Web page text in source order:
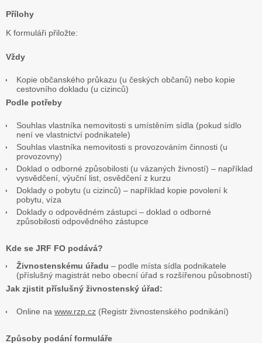
Přílohy
K formuláři přiložte:
Vždy
Kopie občanského průkazu (u českých občanů) nebo kopie
cestovního dokladu (u cizinců)
Podle potřeby
Souhlas vlastníka nemovitosti s umístěním sídla (pokud sídlo
není ve vlastnictví podnikatele)
Souhlas vlastníka nemovitosti s provozováním činnosti (u
provozovny)
Doklad o odborné způsobilosti (u vázaných živností) – například
vysvědčení, výuční list, osvědčení z kurzu
Doklady o pobytu (u cizinců) – například kopie povolení k
pobytu, víza
Doklady o odpovědném zástupci – doklad o odborné
způsobilosti odpovědného zástupce
Kde se JRF FO podává?
Živnostenskému úřadu – podle místa sídla podnikatele
(příslušný magistrát nebo obecní úřad s rozšířenou působností)
Jak zjistit příslušný živnostenský úřad:
Online na www.rzp.cz (Registr živnostenského podnikání)
Způsoby podání formuláře